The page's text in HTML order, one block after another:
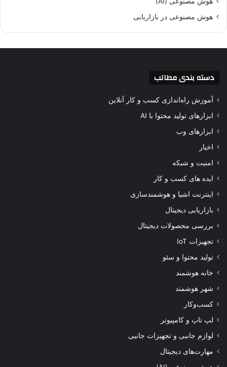
هوش مصنوعی در بازاریابی
دسته بندی مطالب
آموزش راه‌اندازی کسب و کار آنلاین
ابزارهای تولید محتوا با AI
ابزارهای وب
اخبار
امنیت و شبکه
ایده های کسب و کار
اینترنت اشیا و هوشمندسازی
بازاریابی دیجیتال
بررسی محصولات دیجیتال
تجهیزات IoT
تولید محتوا و سئو
خانه هوشمند
شهر هوشمند
کسب‌وکار
لپ تاپ و کامپیوتر
لوازم جانبی و تجهیزات جانبی
مهارت‌های دیجیتال